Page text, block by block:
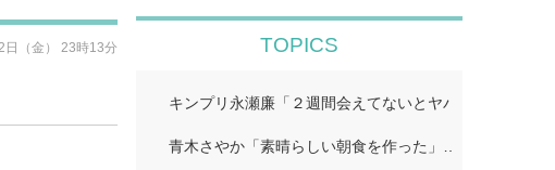
日（金） 23時13分 TOPICS
キンプリ永瀬廉「２週間会えてないとヤバいってなる
青木さやか「素晴らしい朝食を作った」…